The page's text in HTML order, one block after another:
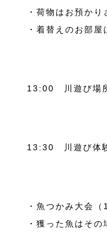
・荷物はお預か
・着替えのお部
13:00 川遊び場
13:30 川遊び体
・魚つかみ大会
・獲った魚はそ